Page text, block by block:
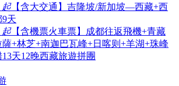
起【含大交通】吉隆坡/新加坡—西藏+西
天
起【含機票火車票】成都往返飛機+青藏
薩+林芝+南迦巴瓦峰+日喀则+羊湖+珠峰
天12晚西藏旅遊拼團